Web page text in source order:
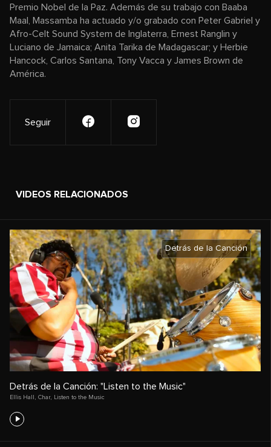
Premio Nobel de la Paz. Además de su trabajo con Baaba
Maal, Massamba ha actuado y/o grabado con Peter Gabriel y
Afro-Celt Sound System de Inglaterra, Ernest Ranglin y
Luciano de Jamaica; Anita Tarika de Madagascar; y Herbie
Hancock, Carlos Santana, Tony Vacca y James Brown de
América.
Seguir
VIDEOS RELACIONADOS
Detrás de la Canción
Detrás de la Canción: "Listen to the Music"
Ellis Hall Char, Listen to the Music